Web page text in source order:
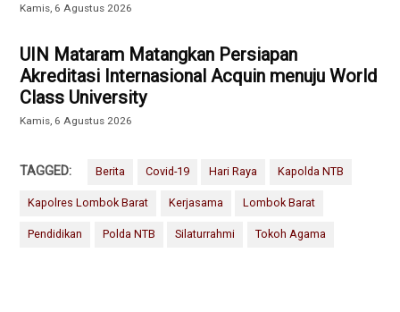
Kamis, 6 Agustus 2026
UIN Mataram Matangkan Persiapan
Akreditasi Internasional Acquin menuju World
Class University
Kamis, 6 Agustus 2026
TAGGED: Berita Covid-19 Hari Raya Kapolda NTB
Kapolres Lombok Barat Kerjasama Lombok Barat
Pendidikan Polda NTB Silaturrahmi Tokoh Agama